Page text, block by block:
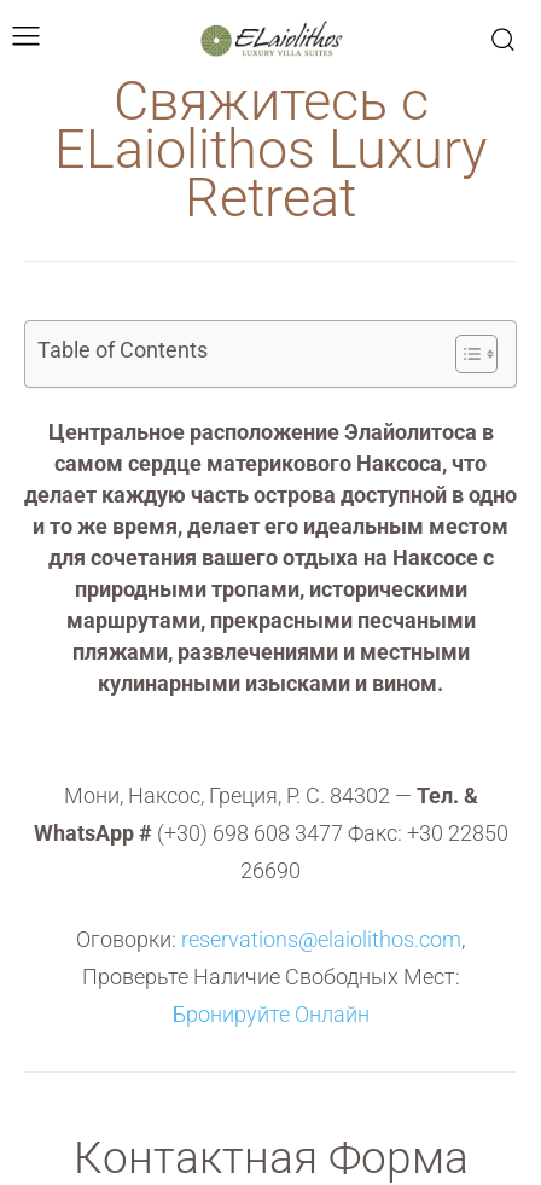
Свяжитесь с
ELaiolithos Luxury
Retreat
Table of Contents
Центральное расположение Элайолитоса в
самом сердце материкового Наксоса, что
делает каждую часть острова доступной в одно
и то же время, делает его идеальным местом
для сочетания вашего отдыха на Наксосе с
природными тропами, историческими
маршрутами, прекрасными песчаными
пляжами, развлечениями и местными
кулинарными изысками и вином.
Мони, Наксос, Греция, P. C. 84302 — Тел. &
WhatsApp #(+30) 698 608 3477 Факс: +30 22850
26690
Оговорки: reservations@elaiolithos.com,
Проверьте Наличие Свободных Мест:
Бронируйте Онлайн
Контактная Форма